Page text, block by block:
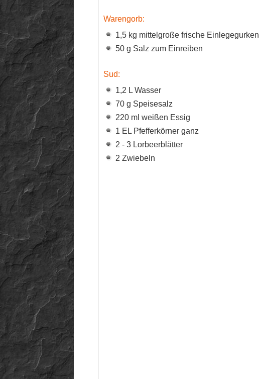
Warengorb:
1,5 kg mittelgroße frische Einlegegurken
50 g Salz zum Einreiben
Sud:
1,2 L Wasser
70 g Speisesalz
220 ml weißen Essig
1 EL Pfefferkörner ganz
2 - 3 Lorbeerblätter
2 Zwiebeln